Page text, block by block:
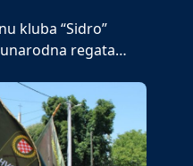
kluba “Sidro”
regata…